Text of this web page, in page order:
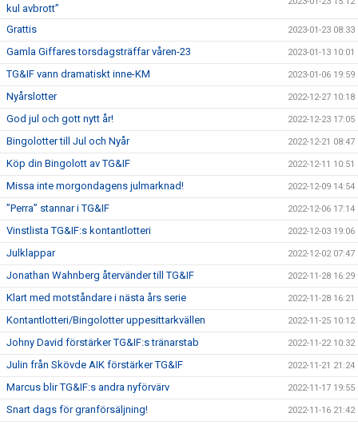
kul avbrott”
Grattis 2023-01-23 08:33
Gamla Giffares torsdagsträffar våren-23 2023-01-13 10:01
TG&IF vann dramatiskt inne-KM 2023-01-06 19:59
Nyårslotter 2022-12-27 10:18
God jul och gott nytt år! 2022-12-23 17:05
Bingolotter till Jul och Nyår 2022-12-21 08:47
Köp din Bingolott av TG&IF 2022-12-11 10:51
Missa inte morgondagens julmarknad! 2022-12-09 14:54
”Perra” stannar i TG&IF 2022-12-06 17:14
Vinstlista TG&IF:s kontantlotteri 2022-12-03 19:06
Julklappar 2022-12-02 07:47
Jonathan Wahnberg återvänder till TG&IF 2022-11-28 16:29
Klart med motståndare i nästa års serie 2022-11-28 16:21
Kontantlotteri/Bingolotter uppesittarkvällen 2022-11-25 10:12
Johny David förstärker TG&IF:s tränarstab 2022-11-22 10:32
Julin från Skövde AIK förstärker TG&IF 2022-11-21 21:24
Marcus blir TG&IF:s andra nyförvärv 2022-11-17 19:55
Snart dags för granförsäljning! 2022-11-16 21:42